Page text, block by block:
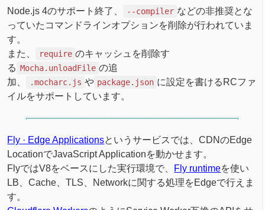
Node.js 4のサポート終了、 --compiler などの非推奨とな
っていたコマンドラインオプションを削除が行われていま
す。
また、
require のキャッシュを削除す
る Mocha.unloadFile の追
加、
.mocharc.js や package.json に設定を書けるRCファ
イルをサポートしています。
Fly · Edge Applicationsというサービスでは、CDNのEdge
LocationでJavaScript Applicationを動かせます。
FlyではV8をベースにした実行環境で、 Fly runtimeを使い
LB、Cache、TLS、Networkに関する処理をEdgeで行えま
す。